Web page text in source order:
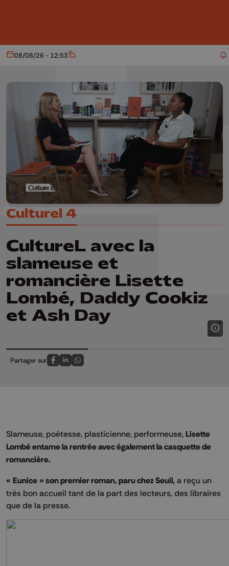
Aujourd'hui
08/08/26 - 12:53 Météo
Culturel 4
CultureL avec la
slameuse et
romancière Lisette
Lombé, Daddy Cookiz
et Ash Day
Partager sur
Partagez sur FaceBook
Partagez sur LinkedIn
Partagez sur Whatsapp
Slameuse, poétesse, plasticienne, performeuse, Lisette
Lombé entame la rentrée avec également la casquette de
romancière.
« Eunice » son premier roman, paru chez Seuil, a reçu un
très bon accueil tant de la part des lecteurs, des libraires
que de la presse.